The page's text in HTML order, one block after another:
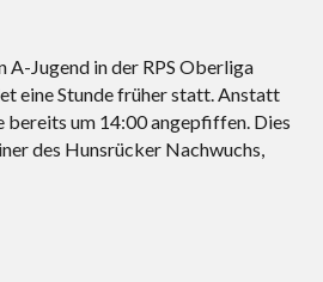
A-Jugend in der RPS Oberliga
eine Stunde früher statt. Anstatt
bereits um 14:00 angepfiffen. Dies
des Hunsrücker Nachwuchs,